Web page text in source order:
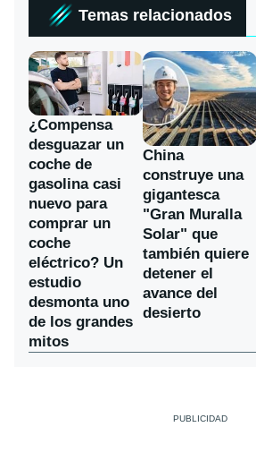
Temas relacionados
¿Compensa
desguazar un
coche de
gasolina casi
nuevo para
comprar un
coche
eléctrico? Un
estudio
desmonta uno
de los grandes
mitos
China
construye una
gigantesca
"Gran Muralla
Solar" que
también quiere
detener el
avance del
desierto